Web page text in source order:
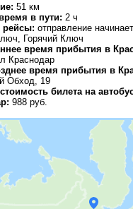
51 км
в пути: 2 ч
рейсы: отправление
Горячий Ключ
время прибытия в
Краснодар
время прибытия в
Обход, 19
билета на
988 руб.